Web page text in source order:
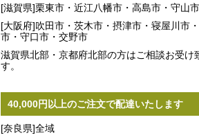
[滋賀県]栗東市・近江八幡市・高島市・守山市
[大阪府]吹田市・茨木市・摂津市・寝屋川市
市・守口市・交野市
滋賀県北部・京都府北部の方はご相談お受け
す。
40,000円以上のご注文で配達いたします
[奈良県]全域